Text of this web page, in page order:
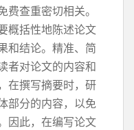
查重密切相关。
概括性地陈述论文
和结论。精准、简
者对论文的内容和
在撰写摘要时，研
部分的内容，以免
因此，在编写论文